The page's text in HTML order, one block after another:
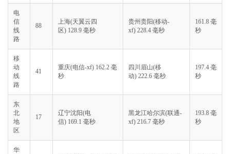
电
信
线
路
88
上海(天翼云四
区) 128.9 毫秒
贵州贵阳(移动-
xf) 228.4 毫秒
161.8 毫
秒
移
动
线
路
41
重庆(电信-xf) 162.2 毫
秒
四川眉山(移
动) 222.6 毫秒
197.4 毫
秒
东
北
地
区
17
辽宁沈阳(电
信) 169.1 毫秒
黑龙江哈尔滨(联通-
xf) 216.7 毫秒
193.8 毫
秒
华